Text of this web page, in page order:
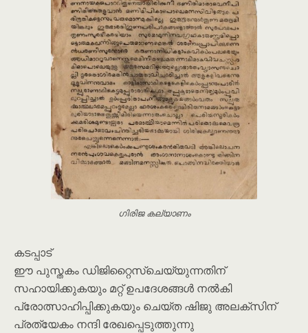
ഗിരിജ കല്യാണം
കടപ്പാട്
ഈ പുസ്തകം ഡിജിറ്റൈസ്ചെയ്യുന്നതിന്
സഹായിക്കുകയും മറ്റ് ഉപദേശങ്ങൾ നൽകി
പ്രോത്സാഹിപ്പിക്കുകയും ചെയ്ത ഷിജു അലക്സിന്
പ്രത്യേകം നന്ദി രേഖപ്പെടുത്തുന്നു